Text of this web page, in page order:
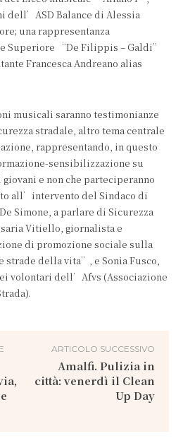
dell’ASD Balance di Alessia
una rappresentanza
“De Filippis – Galdi”
Francesca Andreano alias
musicali saranno testimonianze
stradale, altro tema centrale
rappresentando, in questo
sensibilizzazione su
e non che parteciperanno
all’intervento del Sindaco di
Simone, a parlare di Sicurezza
Vitiello, giornalista e
di promozione sociale sulla
della vita”, e Sonia Fusco,
volontari dell’Afvs (Associazione
ARTICOLO SUCCESSIVO
Amalfi. Pulizia in
città: venerdì il Clean
Up Day